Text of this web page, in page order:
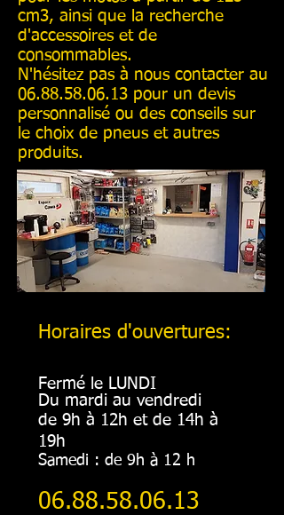
cm3, ainsi que la recherche
d'accessoires et de
consommables.
N'hésitez pas à nous contacter au
06.88.58.06.13 pour un devis
personnalisé ou des conseils sur
le choix de pneus et autres
produits.
Horaires d'ouvertures:
Fermé le LUNDI
Du mardi au vendredi
de 9h à 12h et de 14h à
19h
Samedi : de 9h à 12 h
06.88.58.06.13